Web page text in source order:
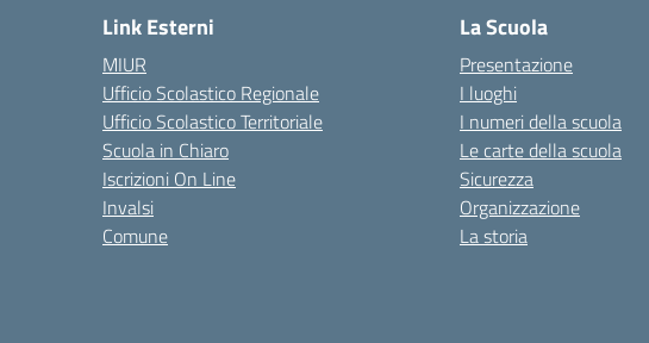
Link Esterni
MIUR
Ufficio Scolastico Regionale
Ufficio Scolastico Territoriale
Scuola in Chiaro
Iscrizioni On Line
Invalsi
Comune
La Scuola
Presentazione
I luoghi
I numeri della scuola
Le carte della scuola
Sicurezza
Organizzazione
La storia